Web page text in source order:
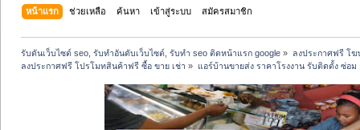
หน้าแรก ช่วยเหลือ ค้นหา เข้าสู่ระบบ สมัครสมาชิก
รับดันเว็บไซต์ seo, รับทำอันดับเว็บไซต์, รับทำ seo ติดหน้าแรก google » ลงประกาศฟรี โ
ลงประกาศฟรี โปรโมทสินค้าฟรี ซื้อ ขาย เช่า » แอร์บ้านขายส่ง ราคาโรงงาน รับติดตั้ง ซ่อม